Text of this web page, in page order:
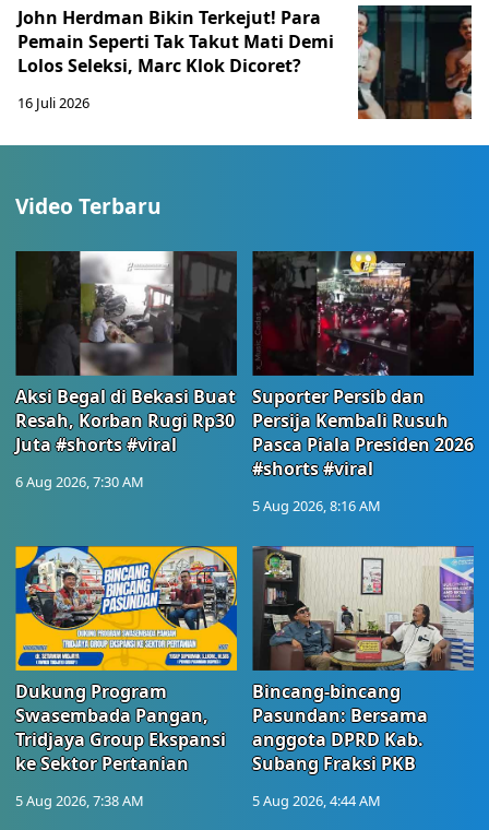
John Herdman Bikin Terkejut! Para
Pemain Seperti Tak Takut Mati Demi
Lolos Seleksi, Marc Klok Dicoret?
16 Juli 2026
Video Terbaru
Aksi Begal di Bekasi Buat
Resah, Korban Rugi Rp30
Juta #shorts #viral
6 Aug 2026, 7:30 AM
Suporter Persib dan
Persija Kembali Rusuh
Pasca Piala Presiden 2026
#shorts #viral
5 Aug 2026, 8:16 AM
Dukung Program
Swasembada Pangan,
Tridjaya Group Ekspansi
ke Sektor Pertanian
5 Aug 2026, 7:38 AM
Bincang-bincang
Pasundan: Bersama
anggota DPRD Kab.
Subang Fraksi PKB
5 Aug 2026, 4:44 AM